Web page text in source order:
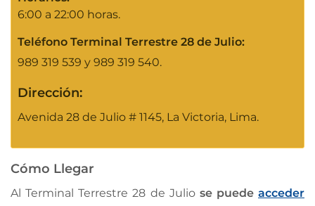
6:00 a 22:00 horas.
Teléfono Terminal Terrestre 28 de Julio:
989 319 539 y 989 319 540.
Dirección:
Avenida 28 de Julio # 1145, La Victoria, Lima.
Cómo Llegar
Al Terminal Terrestre 28 de Julio se puede acceder